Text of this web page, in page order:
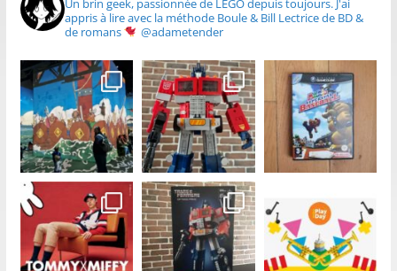
appris à lire avec la méthode Boule & Bill Lectrice de BD &
de romans
@adametender